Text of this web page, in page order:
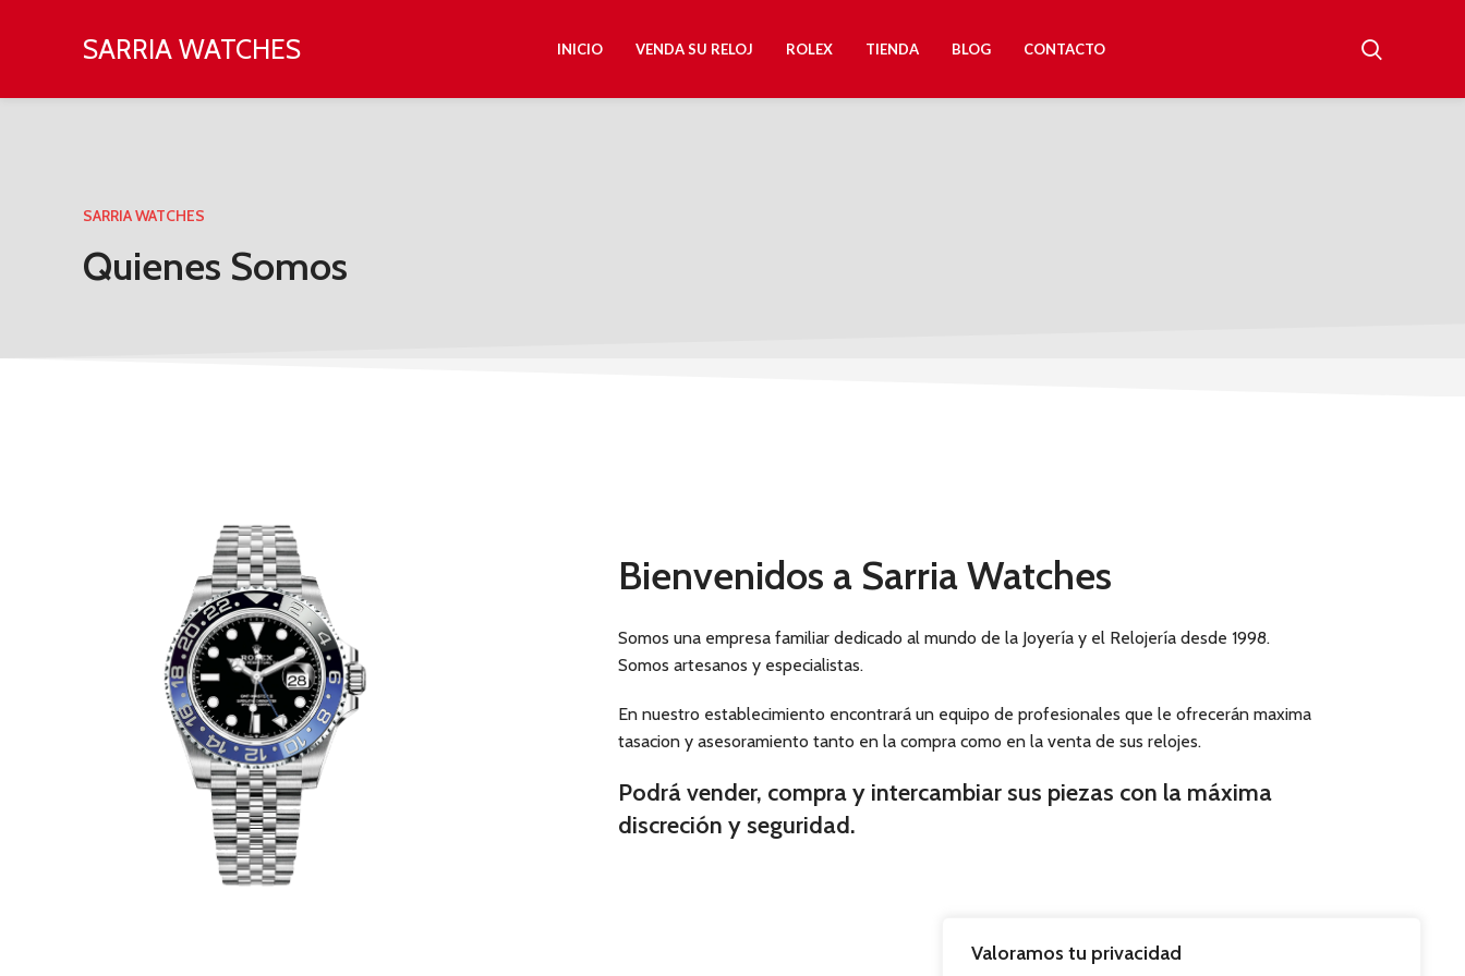
Valoramos tu privacidad
SARRIA WATCHES INICIO VENDA SU RELOJ ROLEX TIENDA BLOG CONTACTO
SARRIA WATCHES
Quienes Somos
Bienvenidos a Sarria Watches
Somos una empresa familiar dedicado al mundo de la Joyería y el Relojería desde 1998.
Somos artesanos y especialistas.
En nuestro establecimiento encontrará un equipo de profesionales que le ofrecerán maxima
tasacion y asesoramiento tanto en la compra como en la venta de sus relojes.
Podrá vender, compra y intercambiar sus piezas con la máxima
discreción y seguridad.